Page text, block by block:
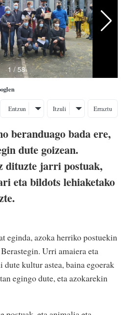
Entzun Itzuli Erraztu
beranduago bada ere,
dute goizean.
dituzte jarri postuak,
eta bildots lehiaketako
eginda, azoka herriko postuekin
Urri amaiera eta
dute kultur astea, baina egoerak
egingo dute, eta azokarekin